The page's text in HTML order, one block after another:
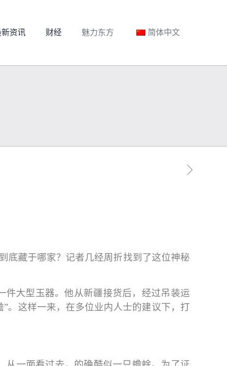
资讯 财经 魅力东方 简体中文
底藏于哪家？记者几经周折找到了这位神秘
大型玉器。他从新疆接货后，经过吊装运
。这样一来，在多位业内人士的建议下，打